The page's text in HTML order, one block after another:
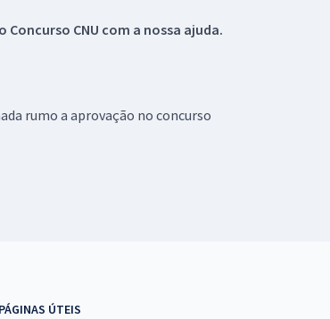
Concurso CNU com a nossa ajuda.
rumo a aprovação no concurso
PÁGINAS ÚTEIS